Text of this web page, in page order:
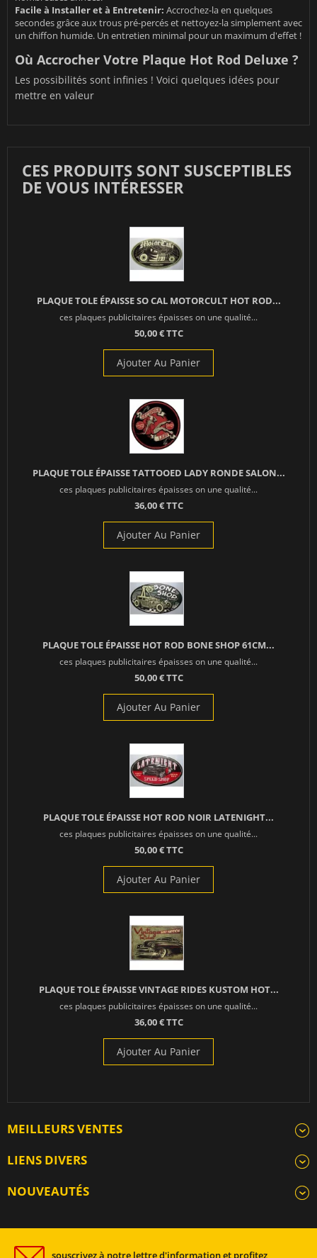
Facile à Installer et à Entretenir: Accrochez-la en quelques
secondes grâce aux trous pré-percés et nettoyez-la simplement avec
un chiffon humide. Un entretien minimal pour un maximum d'effet !
Où Accrocher Votre Plaque Hot Rod Deluxe ?
Les possibilités sont infinies ! Voici quelques idées pour
mettre en valeur
CES PRODUITS SONT SUSCEPTIBLES
DE VOUS INTÉRESSER
PLAQUE TOLE ÉPAISSE SO CAL MOTORCULT HOT ROD...
ces plaques publicitaires épaisses on une qualité...
50,00 € TTC
Ajouter Au Panier
PLAQUE TOLE ÉPAISSE TATTOOED LADY RONDE SALON...
ces plaques publicitaires épaisses on une qualité...
36,00 € TTC
Ajouter Au Panier
PLAQUE TOLE ÉPAISSE HOT ROD BONE SHOP 61CM...
ces plaques publicitaires épaisses on une qualité...
50,00 € TTC
Ajouter Au Panier
PLAQUE TOLE ÉPAISSE HOT ROD NOIR LATENIGHT...
ces plaques publicitaires épaisses on une qualité...
50,00 € TTC
Ajouter Au Panier
PLAQUE TOLE ÉPAISSE VINTAGE RIDES KUSTOM HOT...
ces plaques publicitaires épaisses on une qualité...
36,00 € TTC
Ajouter Au Panier
MEILLEURS VENTES
LIENS DIVERS
NOUVEAUTÉS